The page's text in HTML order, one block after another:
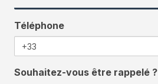
Téléphone
Souhaitez-vous être rappelé ?